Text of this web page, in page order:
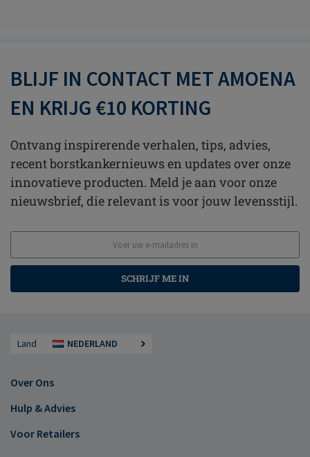
BLIJF IN CONTACT MET AMOENA
EN KRIJG €10 KORTING
Ontvang inspirerende verhalen, tips, advies,
recent borstkankernieuws en updates over onze
innovatieve producten. Meld je aan voor onze
nieuwsbrief, die relevant is voor jouw levensstijl.
SCHRIJF ME IN
Land NEDERLAND
Over Ons
Hulp & Advies
Voor Retailers